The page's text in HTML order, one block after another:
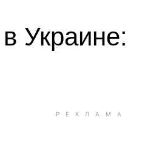
Украине: